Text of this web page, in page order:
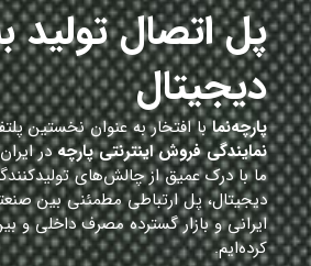
پل اتصال تولید
دیجیتال
پارچه‌نمابا افتخار به عنوان نخستین
نمایندگی فروش اینترنتی پارچهدر
ما با درک عمیق از چالش‌های
دیجیتال، پل ارتباطی مطمئنی بین
ایرانی و بازار گسترده مصرف داخلی و
کرده‌ایم.